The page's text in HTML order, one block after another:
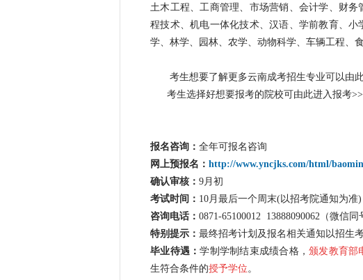
土木工程、工商管理、市场营销、会计学、财
程技术、机电一体化技术、汉语、学前教育、
学、林学、园林、农学、动物科学、车辆工程、
考生想要了解更多云南成考招生专业可以由
考生选择好想要报考的院校可由此进入报考
报名咨询： 全年可报名咨询
网上预报名： http://www.yncjks.com/html/
确认审核： 9月初
考试时间： 10月最后一个周末(以招考院通知为准)
咨询电话： 0871-65100012 13888090062（微信同
特别提示： 最终招考计划及报名相关通知以招生
毕业待遇：学制学制结束成绩合格，颁发教育部
生符合条件的授予学位。